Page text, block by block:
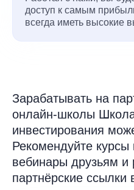
доступ к самым
всегда иметь высокие
Зарабатывать на
онлайн-школы Школа
инвестирования
Рекомендуйте
вебинары друзьям и
партнёрские ссылки